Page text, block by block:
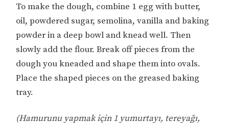
To make the dough, combine 1 egg with butter,
oil, powdered sugar, semolina, vanilla and baking
powder in a deep bowl and knead well. Then
slowly add the flour. Break off pieces from the
dough you kneaded and shape them into ovals.
Place the shaped pieces on the greased baking
tray.
(Hamurunu yapmak için 1 yumurtayı, tereyağı,